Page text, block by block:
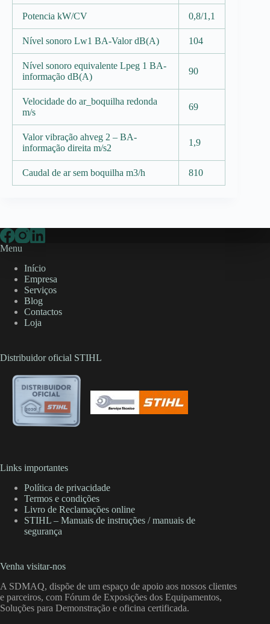
Potencia kW/CV 0,8/1,1
Nível sonoro Lw1 BA-Valor dB(A) 104
Nível sonoro equivalente Lpeg 1 BA-
informação dB(A)
90
Velocidade do ar_boquilha redonda
m/s
69
Valor vibração ahveg 2 – BA-
informação direita m/s2
1,9
Caudal de ar sem boquilha m3/h 810
Menu
Início
Empresa
Serviços
Blog
Contactos
Loja
Distribuidor oficial STIHL
Links importantes
Política de privacidade
Termos e condições
Livro de Reclamações online
STIHL – Manuais de instruções / manuais de
segurança
Venha visitar-nos
A SDMAQ, dispõe de um espaço de apoio aos nossos clientes
e parceiros, com Fórum de Exposições dos Equipamentos,
Soluções para Demonstração e oficina certificada.